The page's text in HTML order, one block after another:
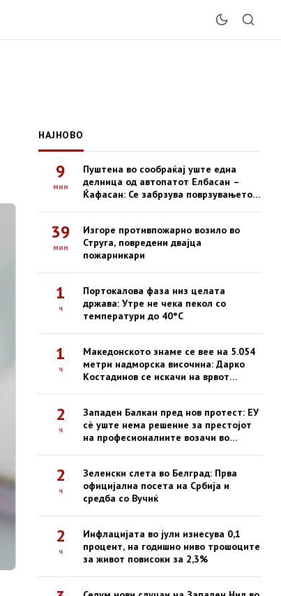
НАЈНОВО
9
мин
Пуштена во сообраќај уште една
делница од автопатот Елбасан –
Ќафасан: Се забрзува поврзувањето
39
мин
Изгоре противпожарно возило во
Струга, повредени двајца
пожарникари
1
ч
Портокалова фаза низ целата
држава: Утре не чека пекол со
температури до 40°C
1
ч
Македонското знаме се вее на 5.054
метри надморска височина: Дарко
Костадинов се искачи на врвот
2
ч
Западен Балкан пред нов протест: ЕУ
сè уште нема решение за престојот
на професионалните возачи во
2
ч
Зеленски слета во Белград: Прва
официјална посета на Србија и
средба со Вучиќ
2
ч
Инфлацијата во јули изнесува 0,1
процент, на годишно ниво трошоците
за живот повисоки за 2,3%